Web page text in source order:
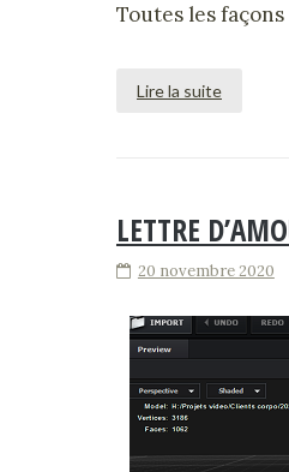
Toutes les
Lire la suite
LETTRE
20 novembre 2020